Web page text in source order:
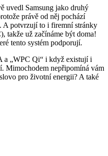
uvedl Samsung jako druhý
právě od něj pochází
A potvrzují to i firemní stránky
takže už začínáme být doma!
tento systém podporují.
a „WPC Qi“ i když existují i
Mimochodem nepřipomíná vám
pro životní energii? A také